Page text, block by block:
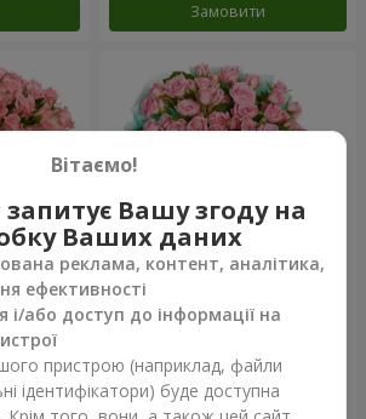
Замовити
Композиція "Балада про
маму"
2 199 грн
Вітаємо!
Вашу згоду на
Ваших даних
реклама, контент, аналітика,
ефективності
і/або доступ до інформації на
пристрою (наприклад, файли
ідентифікатори) буде доступна